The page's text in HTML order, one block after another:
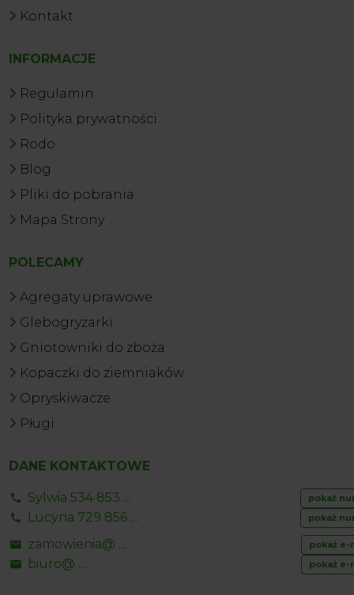
Kontakt
INFORMACJE
Regulamin
Polityka prywatności
Rodo
Blog
Pliki do pobrania
Mapa Strony
POLECAMY
Agregaty uprawowe
Glebogryzarki
Gniotowniki do zboża
Kopaczki do ziemniaków
Opryskiwacze
Pługi
DANE KONTAKTOWE
Sylwia 534 853 ... pokaż
Lucyna 729 856 ... pokaż
zamowienia@ ... pokaż e-
biuro@ ... pokaż e-